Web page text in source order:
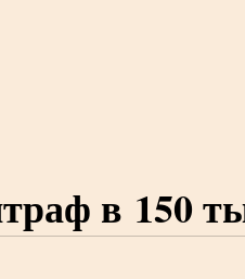
в 150